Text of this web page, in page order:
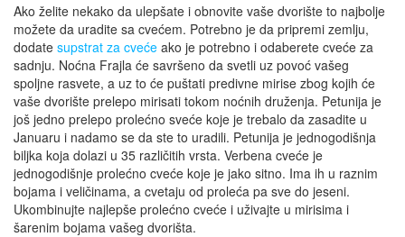
Ako želite nekako da ulepšate i obnovite vaše dvorište to najbolje
možete da uradite sa cvećem. Potrebno je da pripremi zemlju,
dodate supstrat za cveće ako je potrebno i odaberete cveće za
sadnju. Noćna Frajla će savršeno da svetli uz povoć vašeg
spoljne rasvete, a uz to će puštati predivne mirise zbog kojih će
vaše dvorište prelepo mirisati tokom noćnih druženja. Petunija je
još jedno prelepo prolećno sveće koje je trebalo da zasadite u
Januaru i nadamo se da ste to uradili. Petunija je jednogodišnja
biljka koja dolazi u 35 različitih vrsta. Verbena cveće je
jednogodišnje prolećno cveće koje je jako sitno. Ima ih u raznim
bojama i veličinama, a cvetaju od proleća pa sve do jeseni.
Ukombinujte najlepše prolećno cveće i uživajte u mirisima i
šarenim bojama vašeg dvorišta.